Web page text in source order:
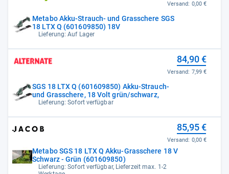
Metabo Akku-Strauch- und Grasschere SGS
18 LTX Q (601609850) 18V
Lieferung: Auf Lager
Versand: 0,00 €
SGS 18 LTX Q (601609850) Akku-Strauch-
und Grasschere, 18 Volt grün/schwarz,
Lieferung: Sofort verfügbar
84,90 €
Versand: 7,99 €
Metabo SGS 18 LTX Q Akku-Grasschere 18 V
Schwarz - Grün (601609850)
Lieferung: Sofort verfügbar, Lieferzeit max. 1-2
85,95 €
Versand: 0,00 €